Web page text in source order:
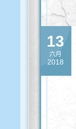
13
六月
2018